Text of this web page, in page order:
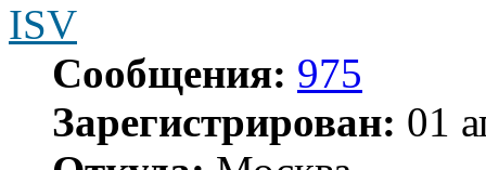
ISV
Сообщения: 975
Зарегистрирован: 01